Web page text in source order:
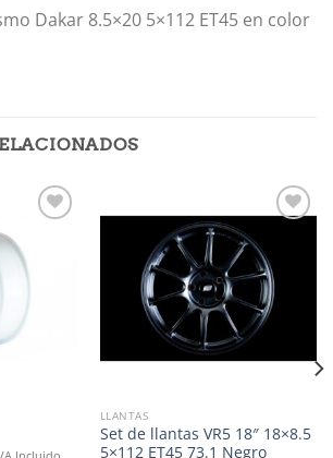
Dakar 8.5×20 5×112 ET45 en color
lista de
deseos
lista de
deseos
LLANTAS
Set de llantas VR5 18″ 18×8.5
5×112 ET45 73.1 Negro